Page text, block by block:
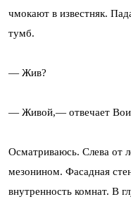
чмокают в известняк.
тумб.
— Жив?
— Живой,— отвечает
Осматриваюсь. Слева от
мезонином. Фасадная
внутренность комнат. В